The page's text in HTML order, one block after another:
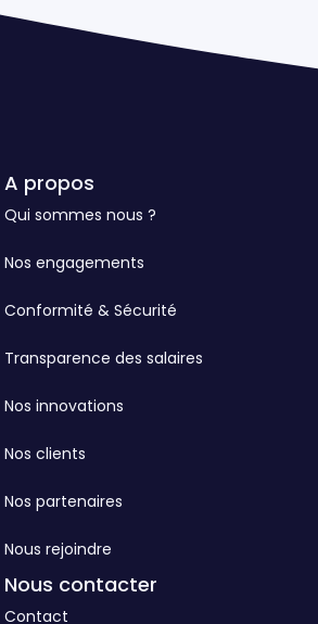
A propos
Qui sommes nous ?
Nos engagements
Conformité & Sécurité
Transparence des salaires
Nos innovations
Nos clients
Nos partenaires
Nous rejoindre
Nous contacter
Contact